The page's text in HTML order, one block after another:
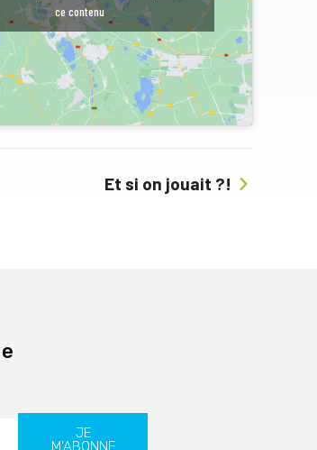
ce contenu
Et si on jouait ?!
JE
M'ABONNE